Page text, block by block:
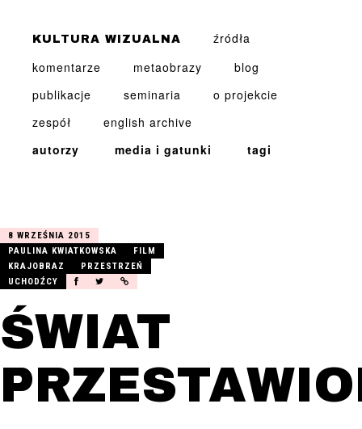
KULTURA WIZUALNA
źródła
komentarze
metaobrazy
blog
publikacje
seminaria
o projekcie
zespół
english archive
autorzy
media i gatunki
tagi
KUREK
8 WRZEŚNIA 2015
PAULINA KWIATKOWSKA
FILM
KRAJOBRAZ
PRZESTRZEŃ
UCHODŹCY
ŚWIAT